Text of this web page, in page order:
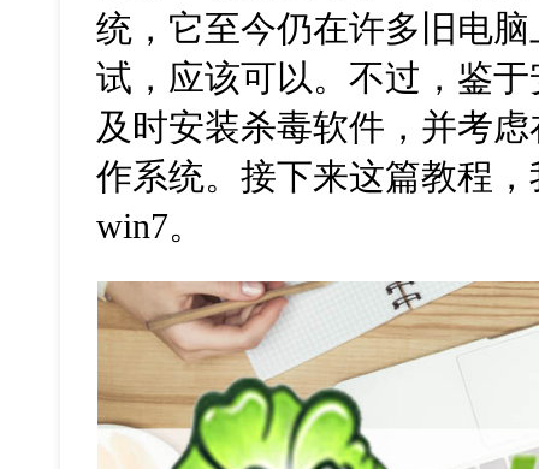
统，它至今仍在许多旧电
试，应该可以。不过，鉴
及时安装杀毒软件，并考
作系统。接下来这篇教程
win7。